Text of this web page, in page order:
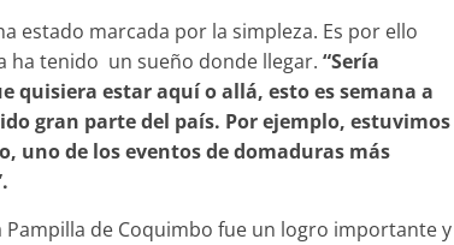
estado marcada por la simpleza. Es por ello
tenido un sueño donde llegar. “Sería
quisiera estar aquí o allá, esto es semana a
gran parte del país. Por ejemplo, estuvimos
uno de los eventos de domaduras más
Pampilla de Coquimbo fue un logro importante y